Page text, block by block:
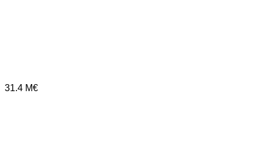
31.4 M€